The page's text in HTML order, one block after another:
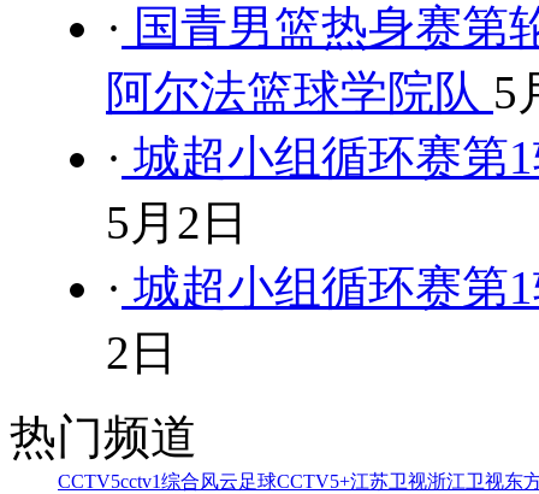
· 国青男篮热身赛第
阿尔法篮球学院队 5
· 城超小组循环赛第
5月2日
· 城超小组循环赛第
2日
热门频道
CCTV5cctv1综合风云足球CCTV5+江苏卫视浙江卫视东